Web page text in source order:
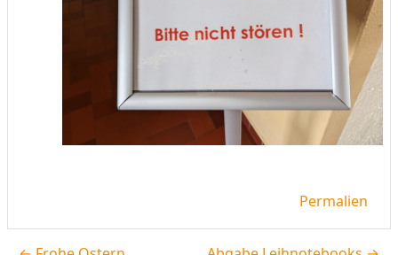
Permalien